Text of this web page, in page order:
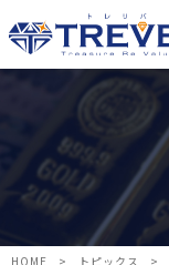
HOME > トピックス >